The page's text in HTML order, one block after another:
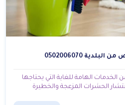
0502006070
الهامة للغاية التي يحتاجها
الحشرات المزعجة والخطيرة